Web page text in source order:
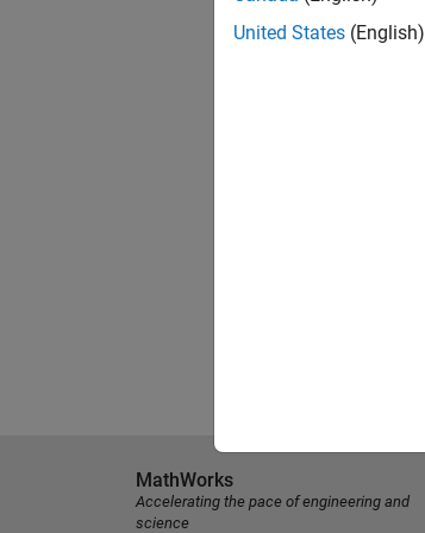
United States (English)
MathWorks
Accelerating the pace of engineering and
science